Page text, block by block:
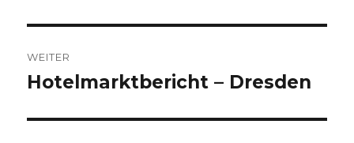
WEITER
Nächster
Hotelmarktbericht – Dresden